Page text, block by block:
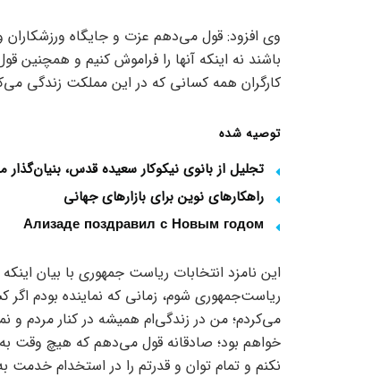
وی افزود: قول می‌دهم عزت و جایگاه ورزشکاران
باشند نه اینکه آنها را فراموش کنیم و
کارگران همه کسانی که در این مملکت زندگی
توصیه شده
تجلیل از بانوی نیکوکار سعیده قدس،
راهکارهای نوین برای بازارهای جهانی
Ализаде поздравил с Новым годом
این نامزد انتخابات ریاست جمهوری با بیان
ریاست‌جمهوری شوم، زمانی که نماینده بودم
می‌کردم؛ من در زندگی‌ام همیشه در کنار مردم و
خواهم بود؛ صادقانه قول می‌دهم که هیچ وقت
نکنم و تمام توان و قدرتم را در استخدام خدمت